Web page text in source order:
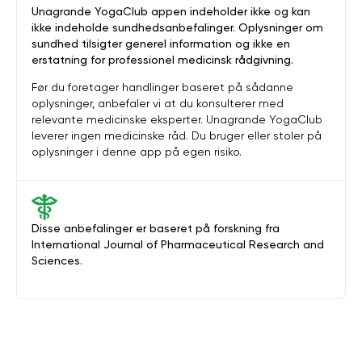
Disse anbefalinger er baseret på forskning fra
International Journal of Pharmaceutical Research and
Sciences.
Unagrande YogaClub appen indeholder ikke og kan
ikke indeholde sundhedsanbefalinger. Oplysninger om
sundhed tilsigter generel information og ikke en
erstatning for professionel medicinsk rådgivning.
Før du foretager handlinger baseret på sådanne
oplysninger, anbefaler vi at du konsulterer med
relevante medicinske eksperter. Unagrande YogaClub
leverer ingen medicinske råd. Du bruger eller stoler på
oplysninger i denne app på egen risiko.